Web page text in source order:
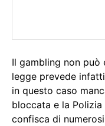
Il gambling non può
legge prevede
in questo caso
bloccata e la
confisca di